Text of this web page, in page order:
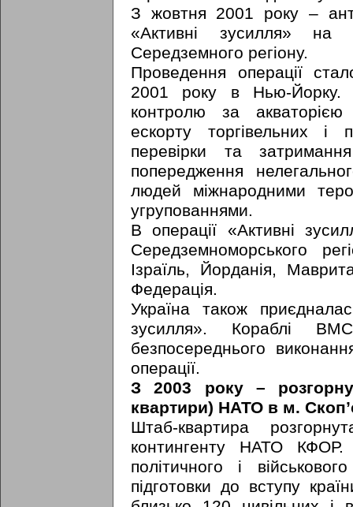
З жовтня 2001 року –
«Активні зусилля» на
Середземного регіону.
Проведення операції
2001 року в Нью-Йорку.
контролю за
ескорту торгівельних
перевірки та
попередження
людей міжнародними
угрупованнями.
В операції «Активні
Середземноморського
Ізраїль, Йорданія,
Федерація.
Україна також
зусилля». Кораблі
безпосереднього
операції.
З 2003 року –
квартири) НАТО в м.
Штаб-квартира
контингенту НАТО КФОР.
політичного і
підготовки до вступу